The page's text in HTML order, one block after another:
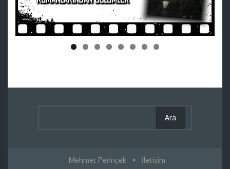
Mehmet Perinçek • İletişim